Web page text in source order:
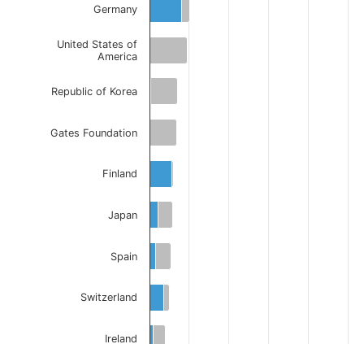
Germany
United States of
America
Republic of Korea
Gates Foundation
Finland
Japan
Spain
Switzerland
Ireland